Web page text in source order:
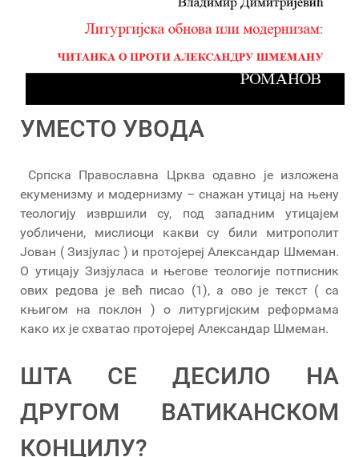
УМЕСТО УВОДА
Српска Православна Црква одавно је изложена
екуменизму и модернизму – снажан утицај на њену
теологију извршили су, под западним утицајем
уобличени, мислиоци какви су били митрополит
Јован ( Зизјулас ) и протојереј Александар Шмеман.
О утицају Зизјуласа и његове теологије потписник
ових редова је већ писао (1), а ово је текст ( са
књигом на поклон ) о литургијским реформама
како их је схватао протојереј Александар Шмеман.
ШТА СЕ ДЕСИЛО НА
ДРУГОМ ВАТИКАНСКОМ
КОНЦИЛУ?